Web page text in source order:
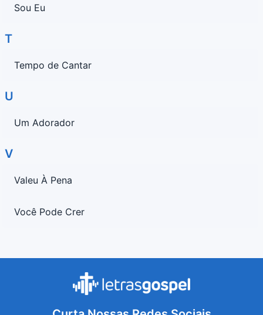
Sou Eu
T
Tempo de Cantar
U
Um Adorador
V
Valeu À Pena
Você Pode Crer